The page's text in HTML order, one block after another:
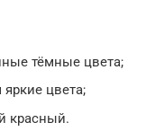
тёмные цвета;
цвета;
красный.